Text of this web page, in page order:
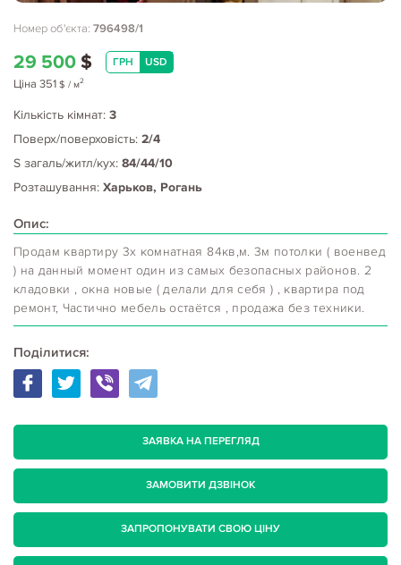
Номер об'єкта: 796498/1
29 500 $ ГРН USD
Ціна 351 $ / м2
Кількість кімнат: 3
Поверх/поверховість: 2/4
S загаль/житл/кух: 84/44/10
Розташування: Харьков, Рогань
Опис:
Продам квартиру 3х комнатная 84кв,м. 3м потолки ( военвед
) на данный момент один из самых безопасных районов. 2
кладовки , окна новые ( делали для себя ) , квартира под
ремонт, Частично мебель остаётся , продажа без техники.
Поділитися:
ЗАЯВКА НА ПЕРЕГЛЯД
ЗАМОВИТИ ДЗВІНОК
ЗАПРОПОНУВАТИ СВОЮ ЦІНУ